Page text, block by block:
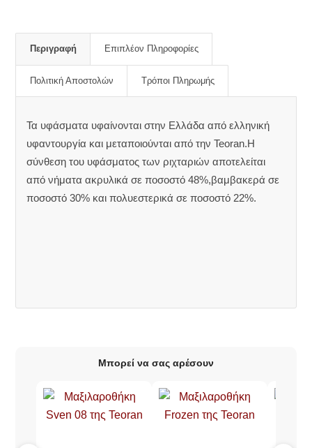
Περιγραφή Επιπλέον Πληροφορίες
Πολιτική Αποστολών Τρόποι Πληρωμής
Τα υφάσματα υφαίνονται στην Ελλάδα από ελληνική
υφαντουργία και μεταποιούνται από την Teoran.Η
σύνθεση του υφάσματος των ριχταριών αποτελείται
από νήματα ακρυλικά σε ποσοστό 48%,βαμβακερά σε
ποσοστό 30% και πολυεστερικά σε ποσοστό 22%.
Μπορεί να σας αρέσουν